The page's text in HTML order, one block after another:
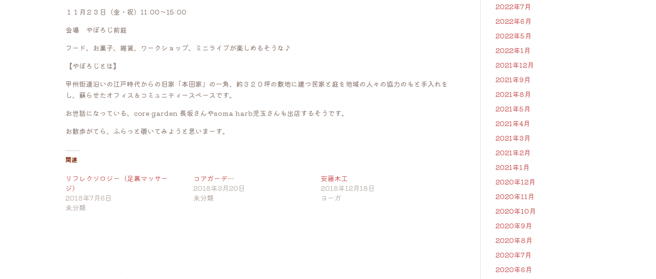
１１月２３日（金・祝）11:00〜15:00
会場 やぼろじ前庭
フード、お菓子、雑貨、ワークショップ、ミニライブが楽しめるそうな♪
【やぼろじとは】
甲州街道沿いの江戸時代からの旧家「本田家」の一角、約３２０坪の敷地に建つ民家と庭を地域の人々の協力のもと手入れを
し、蘇らせたオフィス＆コミュニティースペースです。
お世話になっている、core garden 長坂さんやsoma harb児玉さんも出店するそうです。
お散歩がてら、ふらっと覗いてみようと思いまーす。
関連
リフレクソロジー（足裏マッサー
ジ）
2018年7月6日
未分類
コアガーデ…
2018年3月20日
未分類
安藤木工
2018年12月18日
ヨーガ
2022年7月
2022年6月
2022年5月
2022年1月
2021年12月
2021年9月
2021年8月
2021年5月
2021年4月
2021年3月
2021年2月
2021年1月
2020年12月
2020年11月
2020年10月
2020年9月
2020年8月
2020年7月
2020年6月